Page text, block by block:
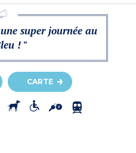
super journée au
! "
CARTE